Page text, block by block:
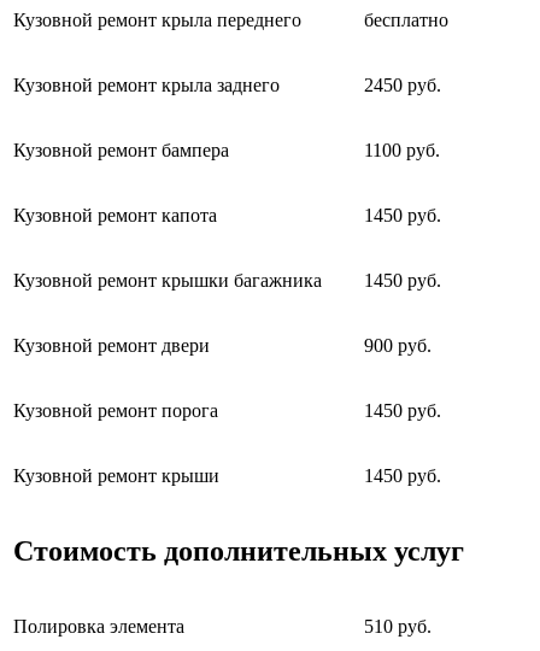
Кузовной ремонт крыла переднего бесплатно
Кузовной ремонт крыла заднего 2450 руб.
Кузовной ремонт бампера 1100 руб.
Кузовной ремонт капота 1450 руб.
Кузовной ремонт крышки багажника 1450 руб.
Кузовной ремонт двери 900 руб.
Кузовной ремонт порога 1450 руб.
Кузовной ремонт крыши 1450 руб.
Стоимость дополнительных услуг
Полировка элемента 510 руб.